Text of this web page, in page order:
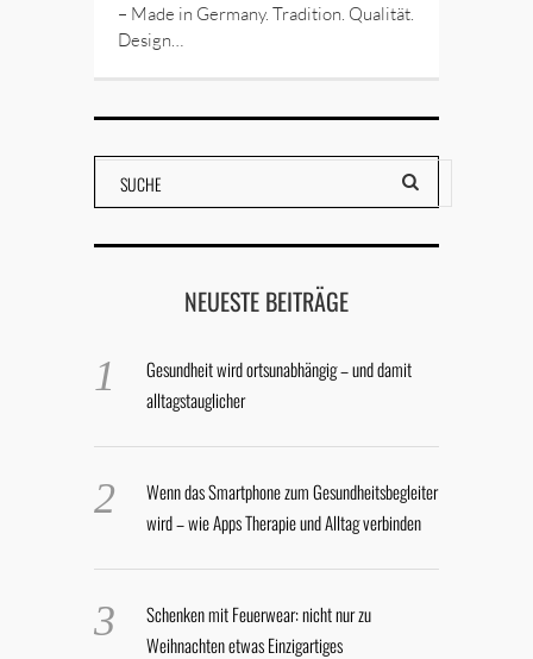
– Made in Germany. Tradition. Qualität.
Design…
NEUESTE BEITRÄGE
Gesundheit wird ortsunabhängig – und damit
alltagstauglicher
Wenn das Smartphone zum Gesundheitsbegleiter
wird – wie Apps Therapie und Alltag verbinden
Schenken mit Feuerwear: nicht nur zu
Weihnachten etwas Einzigartiges